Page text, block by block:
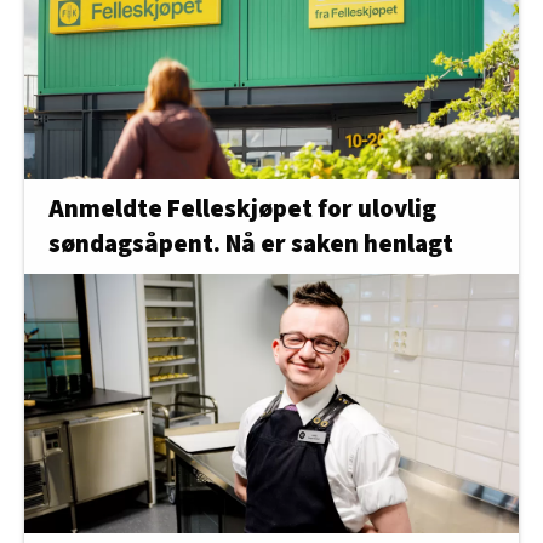
Anmeldte Felleskjøpet for ulovlig
søndagsåpent. Nå er saken henlagt